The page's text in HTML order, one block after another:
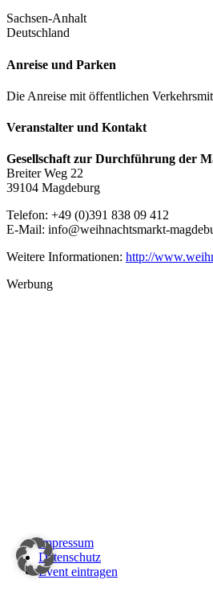
Sachsen-Anhalt
Deutschland
Anreise und Parken
Die Anreise mit öffentlichen
Veranstalter und Kontakt
Gesellschaft zur Durchführung der
Breiter Weg 22
39104 Magdeburg
Telefon: +49 (0)391 838 09 412
E-Mail: info@weihnachtsmarkt-​
Weitere Informationen: http://
Werbung
Impressum
Datenschutz
Event eintragen